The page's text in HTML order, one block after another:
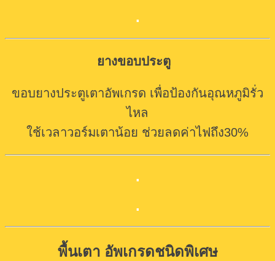
.
ยางขอบประตู
ขอบยางประตูเตาอัพเกรด เพื่อป้องกันอุณหภูมิรั่ว
ไหล
ใช้เวลาวอร์มเตาน้อย ช่วยลดค่าไฟถึง30%
.
.
พื้นเตา อัพเกรดชนิดพิเศษ